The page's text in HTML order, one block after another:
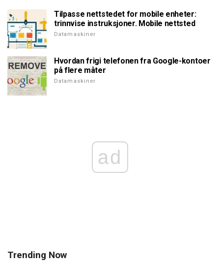
Tilpasse nettstedet for mobile enheter:
trinnvise instruksjoner. Mobile nettsted
Datamaskiner
Hvordan frigi telefonen fra Google-kontoer
på flere måter
Datamaskiner
ad
Trending Now